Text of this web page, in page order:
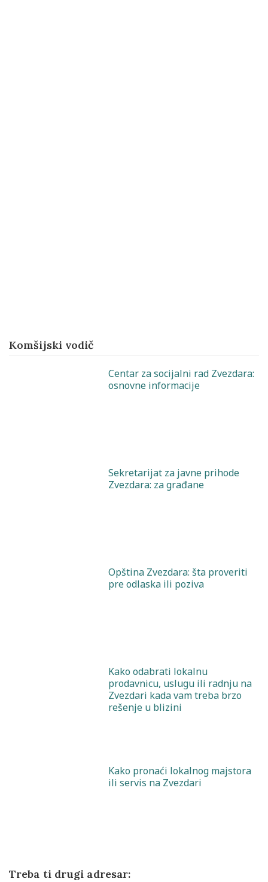
Komšijski vodič
Centar za socijalni rad Zvezdara:
osnovne informacije
Sekretarijat za javne prihode
Zvezdara: za građane
Opština Zvezdara: šta proveriti
pre odlaska ili poziva
Kako odabrati lokalnu
prodavnicu, uslugu ili radnju na
Zvezdari kada vam treba brzo
rešenje u blizini
Kako pronaći lokalnog majstora
ili servis na Zvezdari
Treba ti drugi adresar: